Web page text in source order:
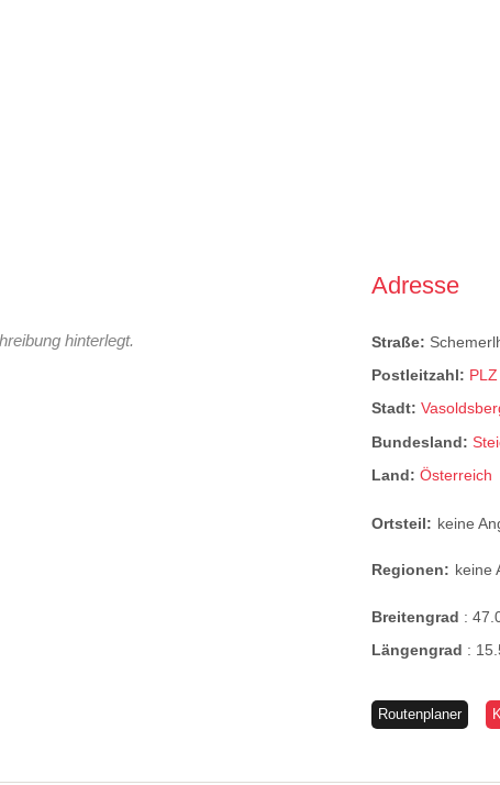
hinterlegt.
Adresse
Straße:
Postleitzahl:
Stadt:
Bundesland:
Land:Österreich
Ortsteil: keine
Regionen: keine
Breitengrad :
Längengrad :
Routenplaner